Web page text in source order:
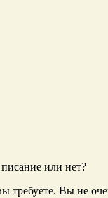
или нет?
требуете. Вы не